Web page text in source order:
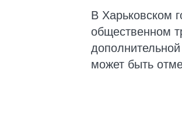
В Харьковском
общественном
может быть